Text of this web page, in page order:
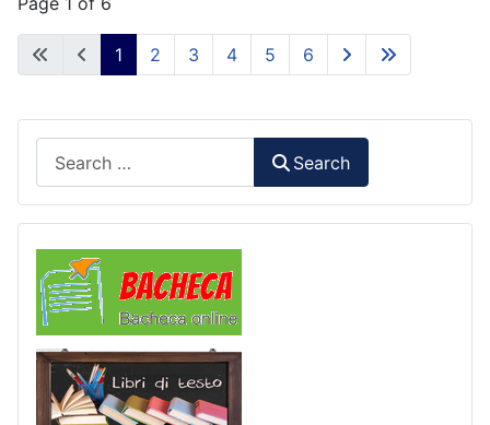
1 2 3 4 5 6
Search
Libri di Testo